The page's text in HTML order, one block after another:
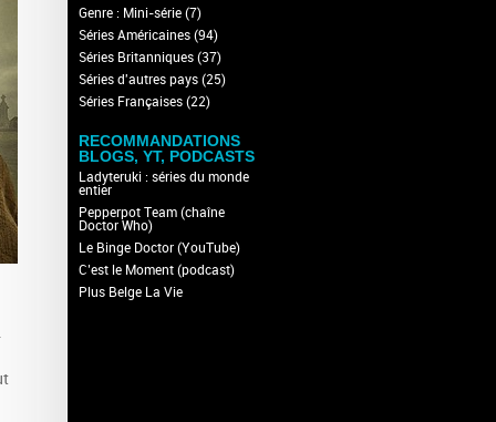
Genre : Mini-série (7)
Séries Américaines (94)
Séries Britanniques (37)
Séries d'autres pays (25)
Séries Françaises (22)
RECOMMANDATIONS
BLOGS, YT, PODCASTS
Ladyteruki : séries du monde
entier
Pepperpot Team (chaîne
Doctor Who)
Le Binge Doctor (YouTube)
C’est le Moment (podcast)
Plus Belge La Vie